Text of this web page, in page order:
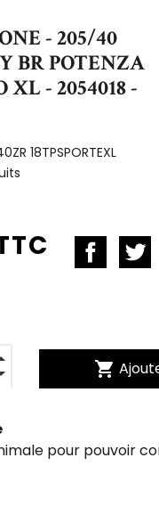
- 205/40
BR POTENZA
XL - 2054018 -
18TPSPORTEXL
shopping_cart
pour pouvoir